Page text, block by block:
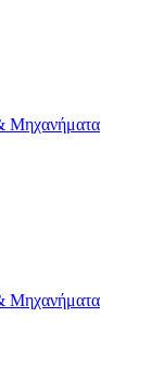
Μηχανήματα
Μηχανήματα